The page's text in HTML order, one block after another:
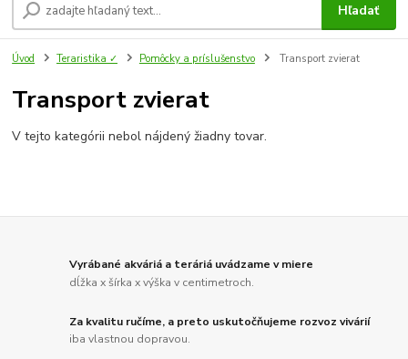
Hľadať
Úvod Teraristika ✓ Pomôcky a príslušenstvo Transport zvierat
Transport zvierat
V tejto kategórii nebol nájdený žiadny tovar.
Vyrábané akváriá a teráriá uvádzame v miere
dĺžka x šírka x výška v centimetroch.
Za kvalitu ručíme, a preto uskutočňujeme rozvoz vivárií
iba vlastnou dopravou.